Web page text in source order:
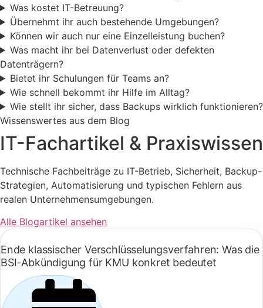
Was kostet IT-Betreuung?
Übernehmt ihr auch bestehende Umgebungen?
Können wir auch nur eine Einzelleistung buchen?
Was macht ihr bei Datenverlust oder defekten
Datenträgern?
Bietet ihr Schulungen für Teams an?
Wie schnell bekommt ihr Hilfe im Alltag?
Wie stellt ihr sicher, dass Backups wirklich funktionieren?
Wissenswertes aus dem Blog
IT-Fachartikel & Praxiswissen
Technische Fachbeiträge zu IT-Betrieb, Sicherheit, Backup-
Strategien, Automatisierung und typischen Fehlern aus
realen Unternehmensumgebungen.
Alle Blogartikel ansehen
Ende klassischer Verschlüsselungsverfahren: Was die
BSI-Abkündigung für KMU konkret bedeutet